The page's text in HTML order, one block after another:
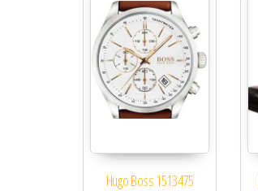
Hugo Boss 1513475